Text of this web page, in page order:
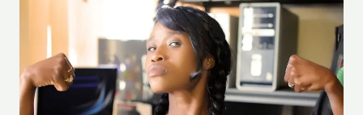
COACH
SPORTIF
À
DOMICILE